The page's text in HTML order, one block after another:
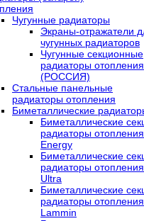
Чугунные радиаторы
Экраны-отражатели
чугунных радиаторов
Чугунные секционные
радиаторы отопления
(РОССИЯ)
Стальные панельные
радиаторы отопления
Биметаллические
Биметаллические
радиаторы
Energy
Биметаллические
радиаторы
Ultra
Биметаллические
радиаторы отопления
Lammin